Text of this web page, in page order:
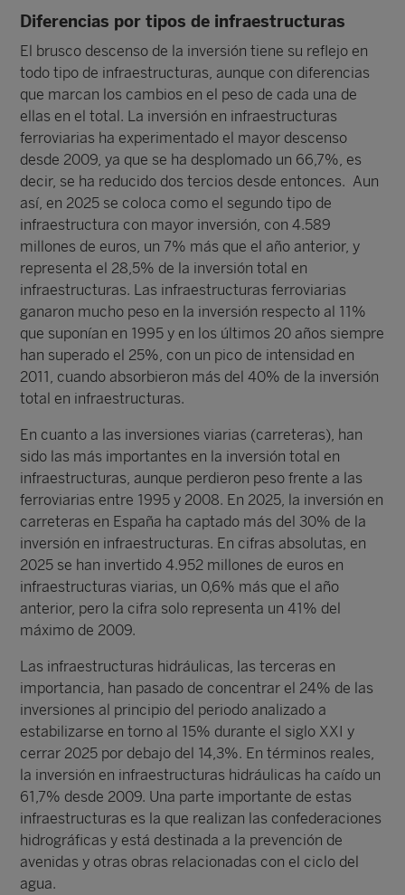
Diferencias por tipos de infraestructuras
El brusco descenso de la inversión tiene su reflejo en
todo tipo de infraestructuras, aunque con diferencias
que marcan los cambios en el peso de cada una de
ellas en el total. La inversión en infraestructuras
ferroviarias ha experimentado el mayor descenso
desde 2009, ya que se ha desplomado un 66,7%, es
decir, se ha reducido dos tercios desde entonces. Aun
así, en 2025 se coloca como el segundo tipo de
infraestructura con mayor inversión, con 4.589
millones de euros, un 7% más que el año anterior, y
representa el 28,5% de la inversión total en
infraestructuras. Las infraestructuras ferroviarias
ganaron mucho peso en la inversión respecto al 11%
que suponían en 1995 y en los últimos 20 años siempre
han superado el 25%, con un pico de intensidad en
2011, cuando absorbieron más del 40% de la inversión
total en infraestructuras.
En cuanto a las inversiones viarias (carreteras), han
sido las más importantes en la inversión total en
infraestructuras, aunque perdieron peso frente a las
ferroviarias entre 1995 y 2008. En 2025, la inversión en
carreteras en España ha captado más del 30% de la
inversión en infraestructuras. En cifras absolutas, en
2025 se han invertido 4.952 millones de euros en
infraestructuras viarias, un 0,6% más que el año
anterior, pero la cifra solo representa un 41% del
máximo de 2009.
Las infraestructuras hidráulicas, las terceras en
importancia, han pasado de concentrar el 24% de las
inversiones al principio del periodo analizado a
estabilizarse en torno al 15% durante el siglo XXI y
cerrar 2025 por debajo del 14,3%. En términos reales,
la inversión en infraestructuras hidráulicas ha caído un
61,7% desde 2009. Una parte importante de estas
infraestructuras es la que realizan las confederaciones
hidrográficas y está destinada a la prevención de
avenidas y otras obras relacionadas con el ciclo del
agua.